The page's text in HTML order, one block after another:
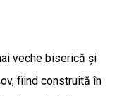
veche biserică și
fiind construită în